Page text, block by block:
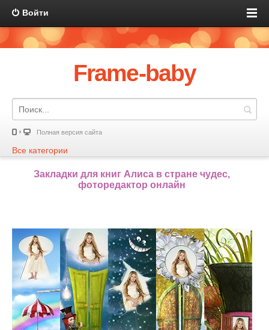
Войти
Frame-baby
Полная версия сайта
Все категории
Закладки для книг Алиса в стране чудес,
фоторедактор онлайн